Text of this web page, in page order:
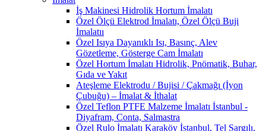
İş Makinesi Hidrolik Hortum İmalatı
Özel Ölçü Elektrod İmalatı, Özel Ölçü Buji
İmalatıı
Özel Isıya Dayanıklı Isı, Basınç, Alev
Gözetleme, Gösterge Cam İmalatı
Özel Hortum İmalatı Hidrolik, Pnömatik, Buhar,
Gıda ve Yakıt
Ateşleme Elektrodu / Bujisi / Çakmağı (İyon
Çubuğu) – İmalat & İthalat
Özel Teflon PTFE Malzeme İmalatı İstanbul -
Diyafram, Conta, Salmastra
Özel Rulo İmalatı Karaköy İstanbul, Tel Sargılı,